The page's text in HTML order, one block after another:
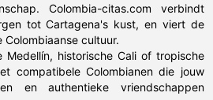
Colombia-citas.com verbindt
tot Cartagena's kust, en viert de
cultuur.
historische Cali of tropische
compatibele Colombianen die jouw
en authentieke vriendschappen